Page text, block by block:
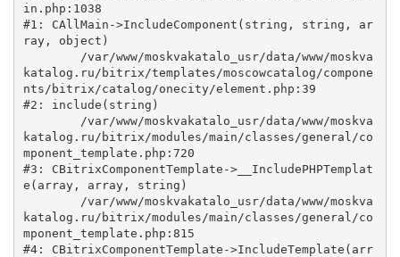
in.php:1038
#1: CAllMain->IncludeComponent(string, string, ar
ray, object)
katalog.ru/bitrix/templates/moscowcatalog/compone
nts/bitrix/catalog/onecity/element.php:39
#2: include(string)
katalog.ru/bitrix/modules/main/classes/general/co
mponent_template.php:720
#3: CBitrixComponentTemplate->__IncludePHPTemplat
e(array, array, string)
katalog.ru/bitrix/modules/main/classes/general/co
mponent_template.php:815
#4: CBitrixComponentTemplate->IncludeTemplate(arr